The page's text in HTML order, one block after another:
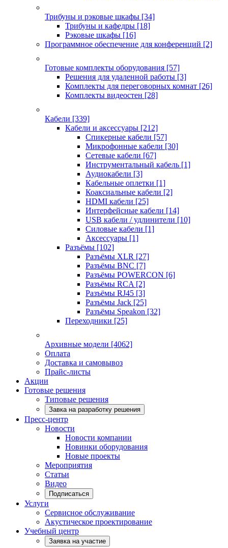
Трибуны и рэковые шкафы [34]
Трибуны и кафедры [18]
Рэковые шкафы [16]
Программное обеспечение для конференций [2]
Готовые комплекты оборудования [57]
Решения для удаленной работы [3]
Комплекты для переговорных комнат [26]
Комплекты видеостен [28]
Кабели [339]
Кабели и аксессуары [212]
Спикерные кабели [57]
Микрофонные кабели [30]
Сетевые кабели [67]
Инструментальный кабель [1]
Аудиокабели [3]
Кабельные оплетки [1]
Коаксиальные кабели [2]
HDMI кабели [25]
Интерфейсные кабели [14]
USB кабели / удлинители [10]
Силовые кабели [1]
Аксессуары [1]
Разъёмы [102]
Разъёмы XLR [27]
Разъёмы BNC [7]
Разъёмы POWERCON [6]
Разъёмы RCA [2]
Разъёмы RJ45 [3]
Разъёмы Jack [25]
Разъёмы Speakon [32]
Переходники [25]
Архивные модели [4062]
Оплата
Доставка и самовывоз
Прайс-листы
Акции
Готовые решения
Типовые решения
Завка на разработку решения
Пресс-центр
Новости
Новости компании
Новинки оборудования
Новые проекты
Мероприятия
Статьи
Видео
Подписаться
Услуги
Сервисное обслуживание
Акустическое проектирование
Учебный центр
Заявка на участие